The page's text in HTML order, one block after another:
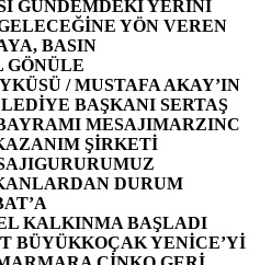
GÜNDEMDEKİ YERİNİ
YÖN VEREN
BASIN
GÖNÜLE
/ MUSTAFA AKAY’IN
BAŞKANI SERTAŞ
MESAJIMARZINC
ŞİRKETİ
GURURUMUZ
DURUM
KALKINMA BAŞLADI
BÜYÜKKOÇAK YENİCE’Yİ